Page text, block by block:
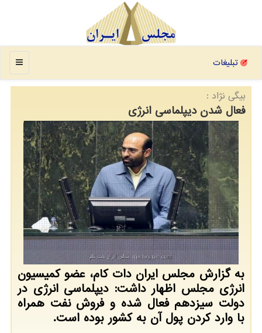
منو تبلیغات
بیگی نژاد :
فعال شدن دیپلماسی انرژی
به گزارش مجلس ایران دات کام، عضو کمیسیون
انرژی مجلس اظهار داشت: دیپلماسی انرژی در
دولت سیزدهم فعال شده و فروش نفت همراه
با وارد کردن پول آن به کشور بوده است.